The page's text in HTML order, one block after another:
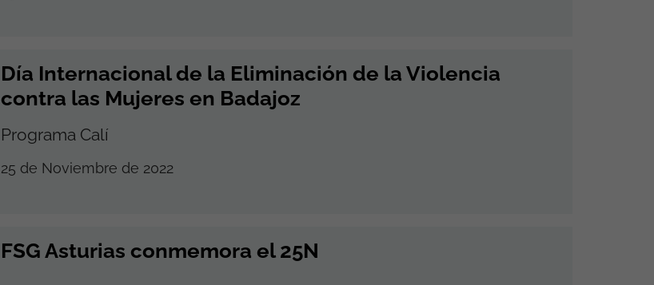
Día Internacional de la Eliminación de la Violencia
contra las Mujeres en Badajoz
Programa Calí
25 de Noviembre de 2022
FSG Asturias conmemora el 25N